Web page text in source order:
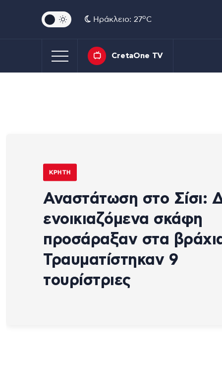
Ηράκλειο: 27oC
CretaOne TV
ΚΡΉΤΗ
Αναστάτωση στο Σίσι:
ενοικιαζόμενα σκάφη
προσάραξαν στα
Τραυματίστηκαν 9
τουρίστριες